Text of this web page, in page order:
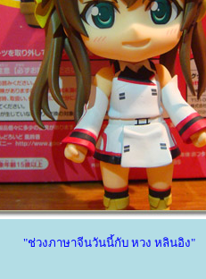
"ช่วงภาษาจีนวันนี้กับ หวง หลินอิง"